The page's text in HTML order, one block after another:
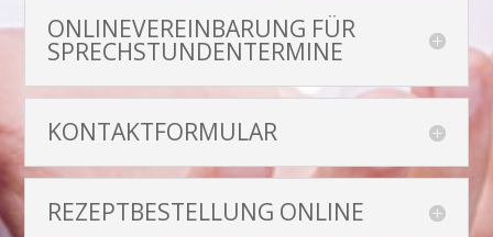
ONLINEVEREINBARUNG FÜR
SPRECHSTUNDENTERMINE
KONTAKTFORMULAR
REZEPTBESTELLUNG ONLINE